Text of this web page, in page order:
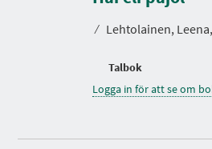
⁄ Lehtolainen,
Talbok
Logga in för att se om